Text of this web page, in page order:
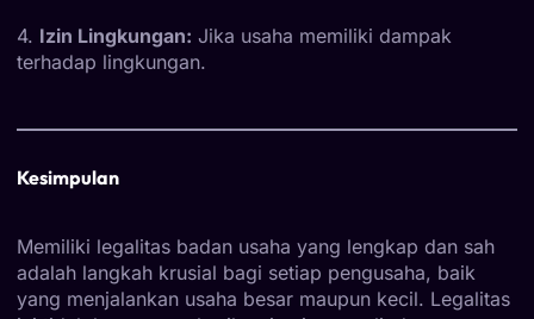
4. Izin Lingkungan: Jika usaha memiliki dampak
terhadap lingkungan.
Kesimpulan
Memiliki legalitas badan usaha yang lengkap dan sah
adalah langkah krusial bagi setiap pengusaha, baik
yang menjalankan usaha besar maupun kecil. Legalitas